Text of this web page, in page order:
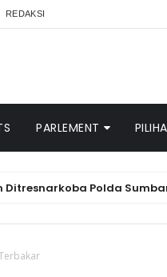
REDAKSI
PARLEMENT
Polda Sumbar dan Polres